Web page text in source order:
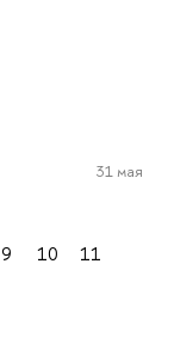
31 мая
9 10
11